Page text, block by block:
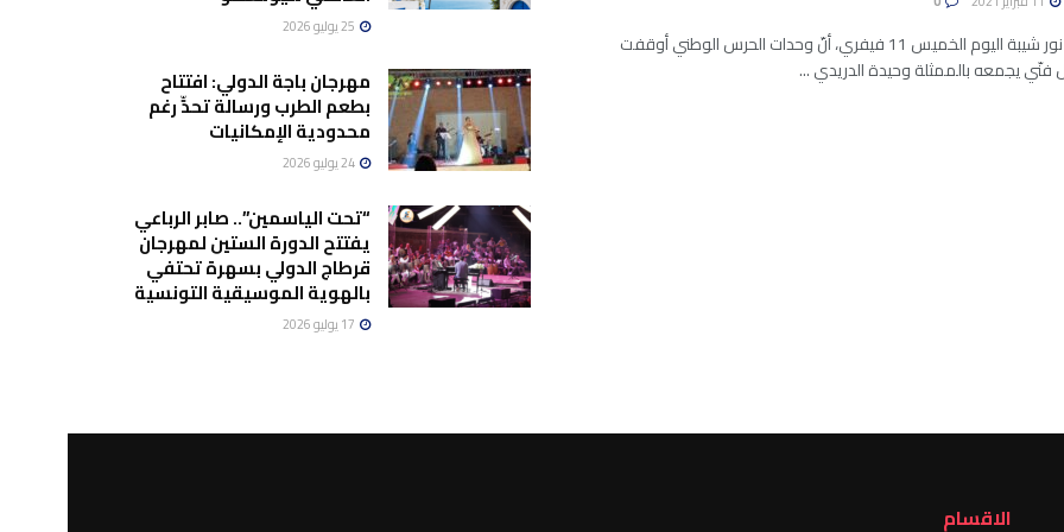
أكد الفنان نور شيبة اليوم الخميس 11 فيفري، أنّ وحدات الحرس الوطني أوقفت
يجمعه بالممثلة وحيدة الدريدي ...
مهرجان باجة الدولي: افتتاح
بطعم الطرب ورسالة تحدٍّ رغم
محدودية الإمكانيات
“تحت الياسمين”.. صابر الرباعي
يفتتح الدورة الستين لمهرجان
قرطاج الدولي بسهرة تحتفي
بالهوية الموسيقية التونسية
الاقسام